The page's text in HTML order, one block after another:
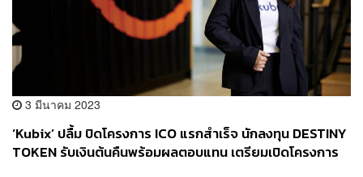
3 มีนาคม 2023
‘Kubix’ ปลื้ม ปิดโครงการ ICO แรกสำเร็จ นักลงทุน DESTINY
TOKEN รับเงินต้นคืนพร้อมผลตอบแทน เตรียมเปิดโครงการ